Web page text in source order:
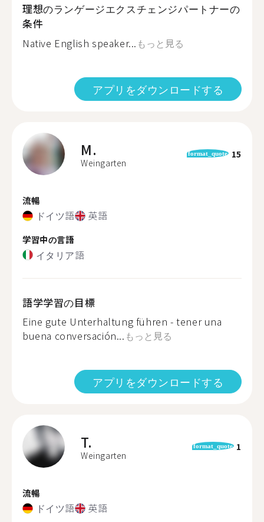
理想のランゲージエクスチェンジパートナーの
条件
Native English speaker... もっと見る
アプリをダウンロードする
M.
Weingarten
format_quote 15
流暢
ドイツ語 英語
学習中の言語
イタリア語
語学学習の目標
Eine gute Unterhaltung führen - tener una
buena conversación... もっと見る
アプリをダウンロードする
T.
Weingarten
format_quote 1
流暢
ドイツ語 英語